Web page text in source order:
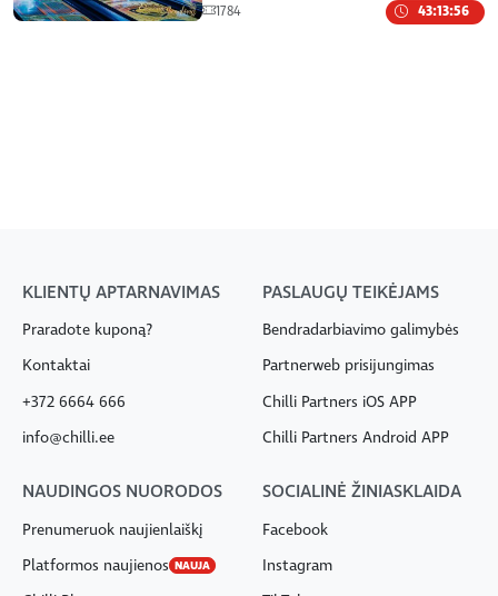
1784
43:13:56
KLIENTŲ APTARNAVIMAS
Praradote kuponą?
Kontaktai
+372 6664 666
info@chilli.ee
PASLAUGŲ TEIKĖJAMS
Bendradarbiavimo galimybės
Partnerweb prisijungimas
Chilli Partners iOS APP
Chilli Partners Android APP
NAUDINGOS NUORODOS
Prenumeruok naujienlaiškį
Platformos naujienos NAUJA
SOCIALINĖ ŽINIASKLAIDA
Facebook
Instagram